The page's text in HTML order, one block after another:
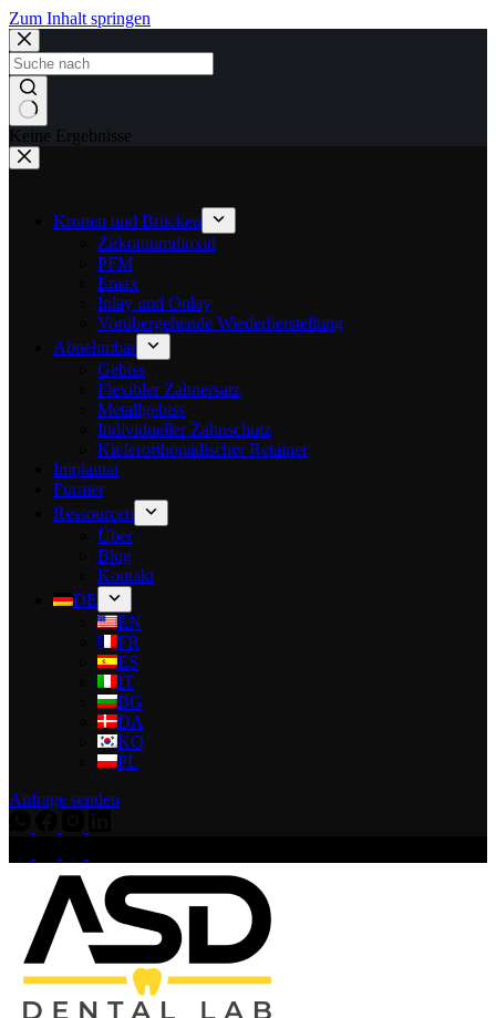
Zum Inhalt springen
Keine Ergebnisse
Kronen und Brücken
Zirkoniumdioxid
PFM
Emax
Inlay und Onlay
Vorübergehende Wiederherstellung
Abnehmbar
Gebiss
Flexibler Zahnersatz
Metallgebiss
Individueller Zahnschutz
Kieferorthopädischer Retainer
Implantat
Furnier
Ressourcen
Über
Blog
Kontakt
DE
EN
FR
ES
IT
BG
DA
KO
PL
Anfrage senden